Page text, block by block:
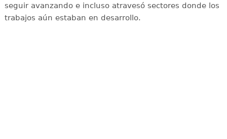
seguir avanzando e incluso atravesó sectores donde los
trabajos aún estaban en desarrollo.